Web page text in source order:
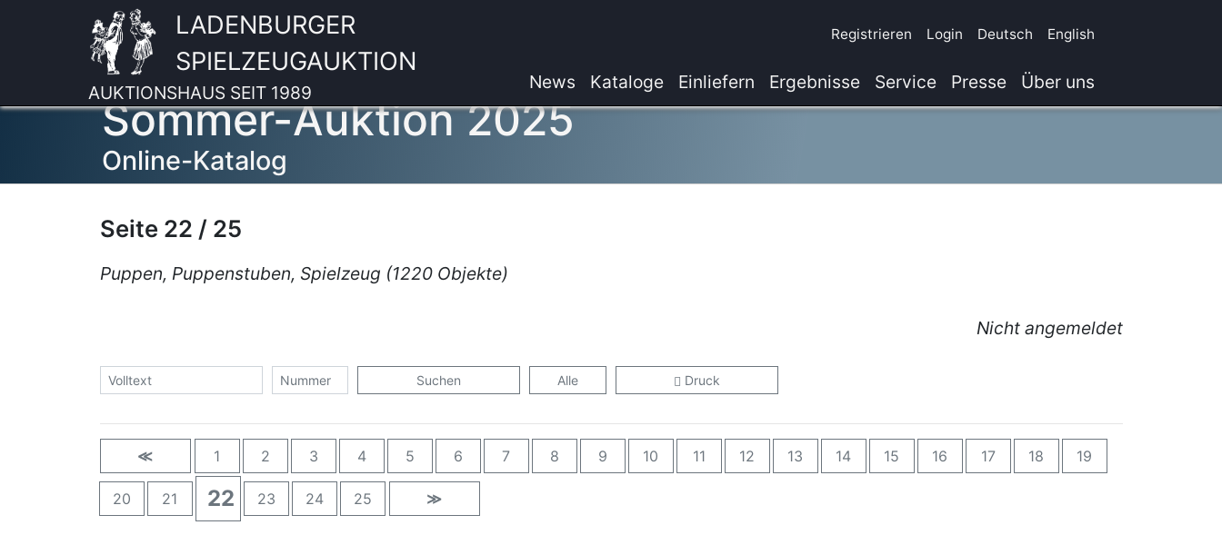
LADENBURGER
SPIELZEUGAUKTION
AUKTIONSHAUS SEIT 1989
Registrieren Login Deutsch English
News Kataloge Einliefern Ergebnisse Service Presse Über uns
Sommer-Auktion 2025
Online-Katalog
Seite 22 / 25
Puppen, Puppenstuben, Spielzeug (1220 Objekte)
Nicht angemeldet
Suchen Alle Druck
≪ 1 2 3 4 5 6 7 8 9 10 11 12 13 14 15 16 17 18 19
20 21 22 23 24 25 ≫